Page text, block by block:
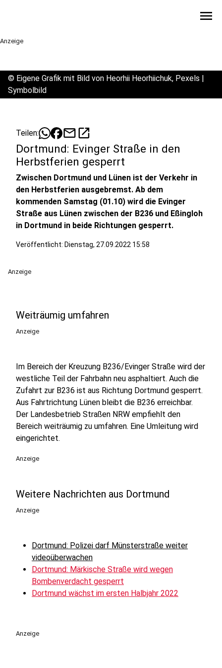
menu
Anzeige
© Eigene Grafik mit Bild von Heorhii Heorhiichuk, Pexels |
Symbolbild
Teilen: mailopen_in_new
Dortmund: Evinger Straße in den
Herbstferien gesperrt
Zwischen Dortmund und Lünen ist der Verkehr in
den Herbstferien ausgebremst. Ab dem
kommenden Samstag (01.10) wird die Evinger
Straße aus Lünen zwischen der B236 und Eßingloh
in Dortmund in beide Richtungen gesperrt.
Veröffentlicht: Dienstag, 27.09.2022 15:58
Anzeige
Weiträumig umfahren
Anzeige
Im Bereich der Kreuzung B236/Evinger Straße wird der
westliche Teil der Fahrbahn neu asphaltiert. Auch die
Zufahrt zur B236 ist aus Richtung Dortmund gesperrt.
Aus Fahrtrichtung Lünen bleibt die B236 erreichbar.
Der Landesbetrieb Straßen NRW empfiehlt den
Bereich weiträumig zu umfahren. Eine Umleitung wird
eingerichtet.
Anzeige
Weitere Nachrichten aus Dortmund
Anzeige
Dortmund: Polizei darf Münsterstraße weiter
videoüberwachen
Dortmund: Märkische Straße wird wegen
Bombenverdacht gesperrt
Dortmund wächst im ersten Halbjahr 2022
Anzeige